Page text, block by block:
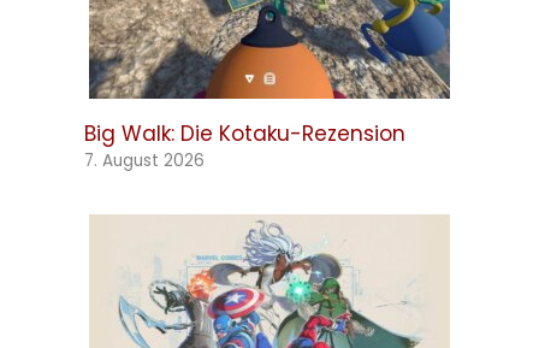
Big Walk: Die Kotaku-Rezension
7. August 2026